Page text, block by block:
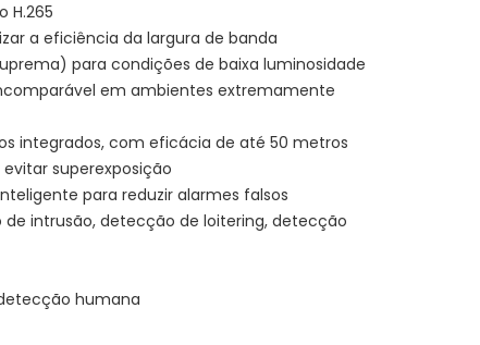
H.265
a eficiência da largura de banda
para condições de baixa luminosidade
em ambientes extremamente
integrados, com eficácia de até 50 metros
evitar superexposição
para reduzir alarmes falsos
intrusão, detecção de loitering, detecção
humana